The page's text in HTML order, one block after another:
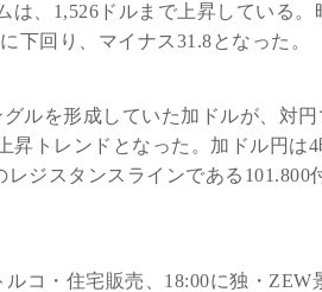
は、1,526ドルまで上昇している
下回り、マイナス31.8となった。
ルを形成していた加ドルが、対
昇トレンドとなった。加ドル円は
ジスタンスラインである101.800
コ・住宅販売、18:00に独・ZEW